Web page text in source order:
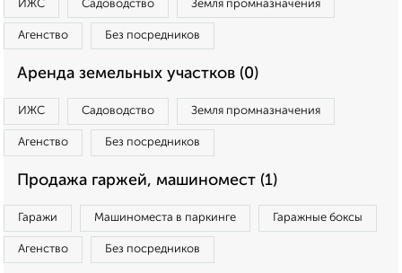
ИЖС Садоводство Земля промназначения
Агенство Без посредников
Аренда земельных участков (0)
ИЖС Садоводство Земля промназначения
Агенство Без посредников
Продажа гаржей, машиномест (1)
Гаражи Машиноместа в паркинге Гаражные боксы
Агенство Без посредников